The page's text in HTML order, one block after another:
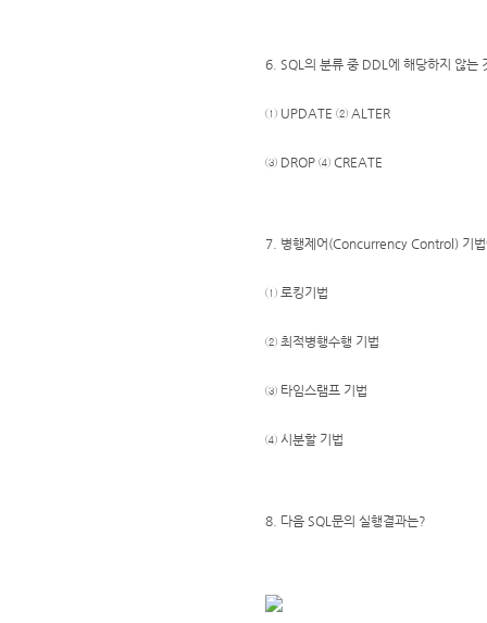
6. SQL의 분류 중 DDL에 해당하지 않는
① UPDATE ② ALTER
③ DROP ④ CREATE
7. 병행제어(Concurrency Control) 기법
① 로킹기법
② 최적병행수행 기법
③ 타임스램프 기법
④ 시분할 기법
8. 다음 SQL문의 실행결과는?